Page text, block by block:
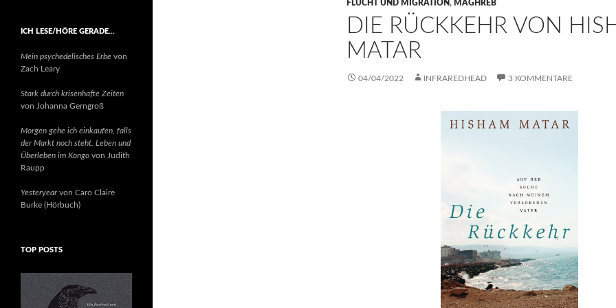
FLUCHT UND MIGRATION, MAGHREB
DIE RÜCKKEHR VON
MATAR
04/04/2022 INFRAREDHEAD 3 KOMMENTARE
ICH LESE/HÖRE GERADE…
Mein psychedelisches Erbe von
Zach Leary
Stark durch krisenhafte Zeiten
von Johanna Gerngroß
Morgen gehe ich einkaufen, falls
der Markt noch steht. Leben und
Überleben im Kongo von Judith
Raupp
Yesteryearvon Caro Claire
Burke (Hörbuch)
TOP POSTS